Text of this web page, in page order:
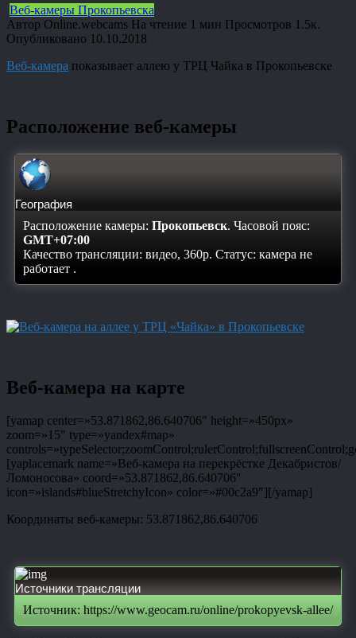
Веб-камеры Прокопьевска
Автор Online.webcams На чтение 1 мин Просмотров 1.5к.
Опубликовано 10.10.2018
Веб-камера показывает аллею у ТРЦ Чайка в Прокопьевске
Расположение веб-камеры
География
Расположение камеры: Прокопьевск. Часовой пояс:
GMT+07:00
Качество трансляции: видео, 360p. Статус: камера не
работает .
Веб-камера на карте
[yamap center=»53.871862,86.640706″ height=»450px»
zoom=»15″ type=»yandex#map»
[yaplacemark name=»Веб-камера на перекрёстке Декабристов/
Ломоносова» coord=»53.871862,86.640706″
icon=»islands#blueStretchyIcon» color=»#00c2a9″][/yamap]
Координаты веб-камеры: 53.871862,86.640706
Источники трансляции
Источник: https://www.geocam.ru/online/prokopyevsk-allee/